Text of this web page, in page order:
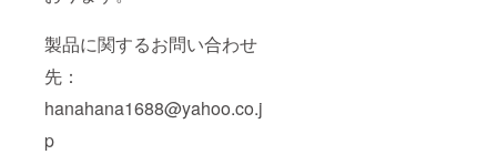
製品に関するお問い合わせ
先：
hanahana1688@yahoo.co.j
p